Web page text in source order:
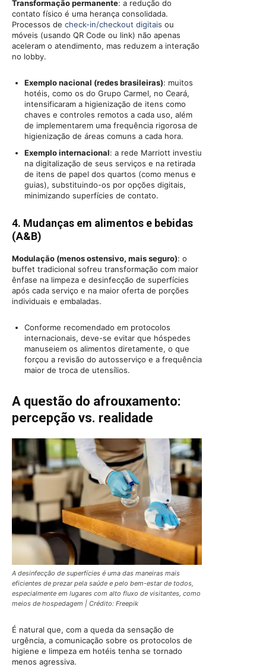
Transformação permanente: a redução do
contato físico é uma herança consolidada.
Processos de check-in/checkout digitais ou
móveis (usando QR Code ou link) não apenas
aceleram o atendimento, mas reduzem a interação
no lobby.
Exemplo nacional (redes brasileiras): muitos
hotéis, como os do Grupo Carmel, no Ceará,
intensificaram a higienização de itens como
chaves e controles remotos a cada uso, além
de implementarem uma frequência rigorosa de
higienização de áreas comuns a cada hora.
Exemplo internacional: a rede Marriott investiu
na digitalização de seus serviços e na retirada
de itens de papel dos quartos (como menus e
guias), substituindo-os por opções digitais,
minimizando superfícies de contato.
4. Mudanças em alimentos e bebidas
(A&B)
Modulação (menos ostensivo, mais seguro): o
buffet tradicional sofreu transformação com maior
ênfase na limpeza e desinfecção de superfícies
após cada serviço e na maior oferta de porções
individuais e embaladas.
Conforme recomendado em protocolos
internacionais, deve-se evitar que hóspedes
manuseiem os alimentos diretamente, o que
forçou a revisão do autosserviço e a frequência
maior de troca de utensílios.
A questão do afrouxamento:
percepção vs. realidade
A desinfecção de superfícies é uma das maneiras mais
eficientes de prezar pela saúde e pelo bem-estar de todos,
especialmente em lugares com alto fluxo de visitantes, como
meios de hospedagem | Crédito: Freepik
É natural que, com a queda da sensação de
urgência, a comunicação sobre os protocolos de
higiene e limpeza em hotéis tenha se tornado
menos agressiva.